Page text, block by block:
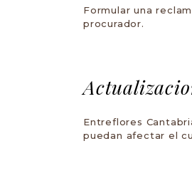
Formular una
procurador.
Entreflores
puedan afectar el